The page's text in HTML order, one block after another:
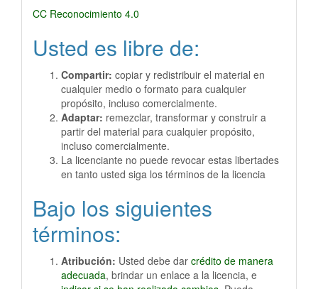
CC Reconocimiento 4.0
Usted es libre de:
Compartir: copiar y redistribuir el material en
cualquier medio o formato para cualquier
propósito, incluso comercialmente.
Adaptar: remezclar, transformar y construir a
partir del material para cualquier propósito,
incluso comercialmente.
La licenciante no puede revocar estas libertades
en tanto usted siga los términos de la licencia
Bajo los siguientes
términos:
Atribución: Usted debe dar crédito de manera
adecuada, brindar un enlace a la licencia, e